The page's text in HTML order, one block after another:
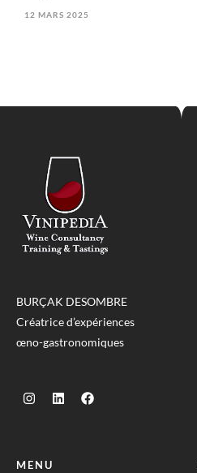
12 MARS 2025
BURÇAK DESOMBRE
Créatrice d’expériences
œno-gastronomiques
MENU